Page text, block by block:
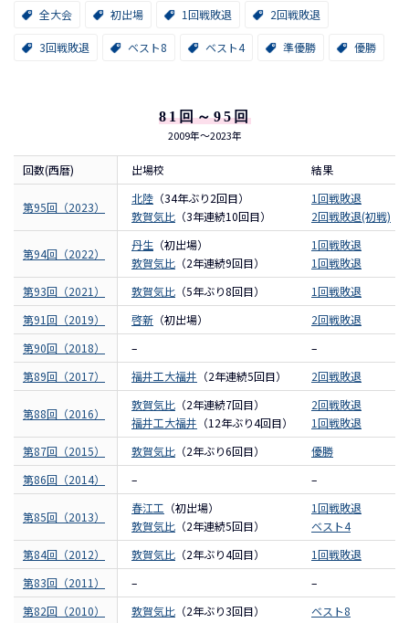
全大会 初出場 1回戦敗退 2回戦敗退
3回戦敗退 ベスト8 ベスト4 準優勝 優勝
81回～95回
2009年～2023年
回数(西暦) 出場校 結果
第95回（2023）
北陸 （34年ぶり2回目）
敦賀気比 （3年連続10回目）
1回戦敗退
2回戦敗退(初戦)
第94回（2022）
丹生 （初出場）
敦賀気比 （2年連続9回目）
1回戦敗退
1回戦敗退
第93回（2021）
敦賀気比 （5年ぶり8回目）
1回戦敗退
第91回（2019）
啓新 （初出場）
2回戦敗退
第90回（2018）
–
–
第89回（2017）
福井工大福井 （2年連続5回目） 2回戦敗退
第88回（2016）
敦賀気比 （2年連続7回目）
福井工大福井 （12年ぶり4回目）
2回戦敗退
1回戦敗退
第87回（2015）
敦賀気比 （2年ぶり6回目）
優勝
第86回（2014）
– –
第85回（2013）
春江工 （初出場）
敦賀気比 （2年連続5回目）
1回戦敗退
ベスト4
第84回（2012）
敦賀気比 （2年ぶり4回目）
1回戦敗退
第83回（2011）
–
–
第82回（2010）
敦賀気比 （2年ぶり3回目）
ベスト8